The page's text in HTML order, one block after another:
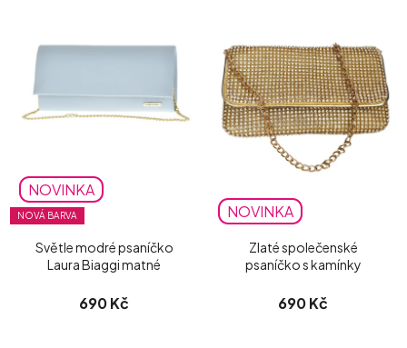
NOVINKA
NOVÁ BARVA
Světle modré psaníčko
Laura Biaggi matné
690 Kč
NOVINKA
Zlaté společenské
psaníčko s kamínky
690 Kč